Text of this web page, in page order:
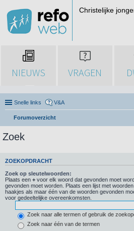
Christelijke
NIEUWS VRAGEN
Snelle links V&A
Forumoverzicht
Zoek
ZOEKOPDRACHT
Zoek op sleutelwoorden:
Plaats een + voor elk woord dat gevonden moet
gevonden moet worden. Plaats een lijst met
haakjes als maar één van de woorden gevonden
voor gedeeltelijke overeenkomsten.
Zoek naar alle termen of gebruik de
Zoek naar één van de termen